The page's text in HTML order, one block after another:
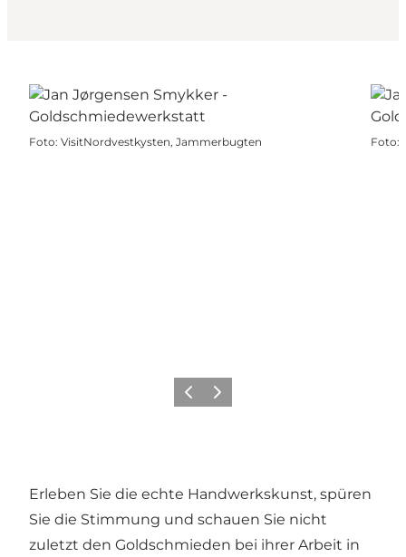
Foto: VisitNordvestkysten, Jammerbugten Foto:
ZurückWeiter
Erleben Sie die echte Handwerkskunst, spüren
Sie die Stimmung und schauen Sie nicht
zuletzt den Goldschmieden bei ihrer Arbeit in